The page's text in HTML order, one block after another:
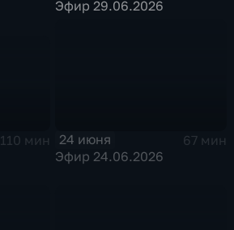
Эфир 29.06.2026
110 мин
24 июня
67 мин
Эфир 24.06.2026